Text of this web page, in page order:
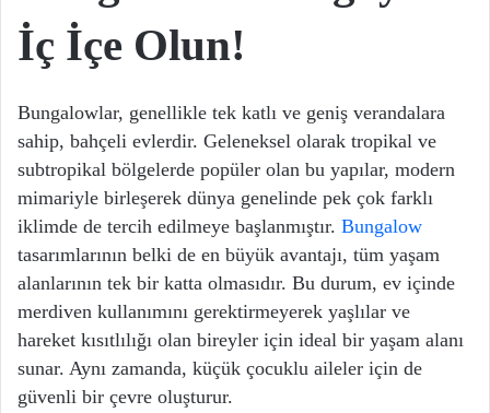
İç İçe Olun!
Bungalowlar, genellikle tek katlı ve geniş verandalara
sahip, bahçeli evlerdir. Geleneksel olarak tropikal ve
subtropikal bölgelerde popüler olan bu yapılar, modern
mimariyle birleşerek dünya genelinde pek çok farklı
iklimde de tercih edilmeye başlanmıştır. Bungalow
tasarımlarının belki de en büyük avantajı, tüm yaşam
alanlarının tek bir katta olmasıdır. Bu durum, ev içinde
merdiven kullanımını gerektirmeyerek yaşlılar ve
hareket kısıtlılığı olan bireyler için ideal bir yaşam alanı
sunar. Aynı zamanda, küçük çocuklu aileler için de
güvenli bir çevre oluşturur.